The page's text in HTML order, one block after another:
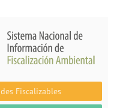
Fiscalizables